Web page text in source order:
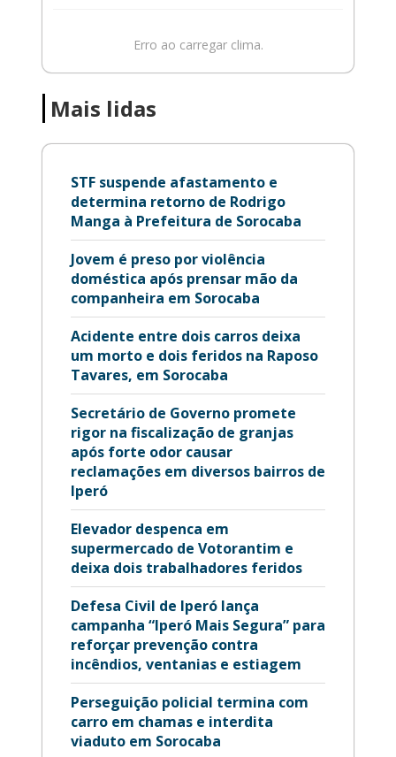
Erro ao carregar clima.
Mais lidas
STF suspende afastamento e
determina retorno de Rodrigo
Manga à Prefeitura de Sorocaba
Jovem é preso por violência
doméstica após prensar mão da
companheira em Sorocaba
Acidente entre dois carros deixa
um morto e dois feridos na Raposo
Tavares, em Sorocaba
Secretário de Governo promete
rigor na fiscalização de granjas
após forte odor causar
reclamações em diversos bairros de
Iperó
Elevador despenca em
supermercado de Votorantim e
deixa dois trabalhadores feridos
Defesa Civil de Iperó lança
campanha “Iperó Mais Segura” para
reforçar prevenção contra
incêndios, ventanias e estiagem
Perseguição policial termina com
carro em chamas e interdita
viaduto em Sorocaba